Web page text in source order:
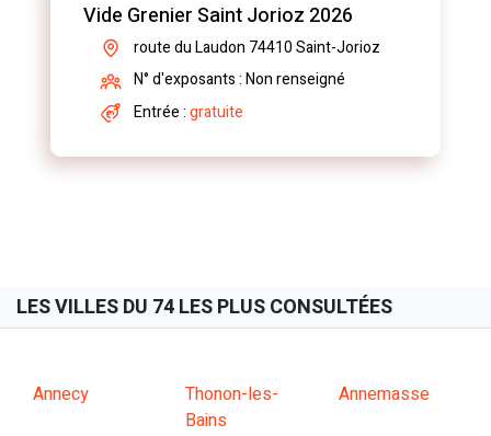
Vide Grenier Saint Jorioz 2026
route du Laudon 74410 Saint-Jorioz
N° d'exposants : Non renseigné
Entrée :gratuite
LES VILLES DU 74 LES PLUS CONSULTÉES
Annecy
Thonon-les-
Bains
Annemasse